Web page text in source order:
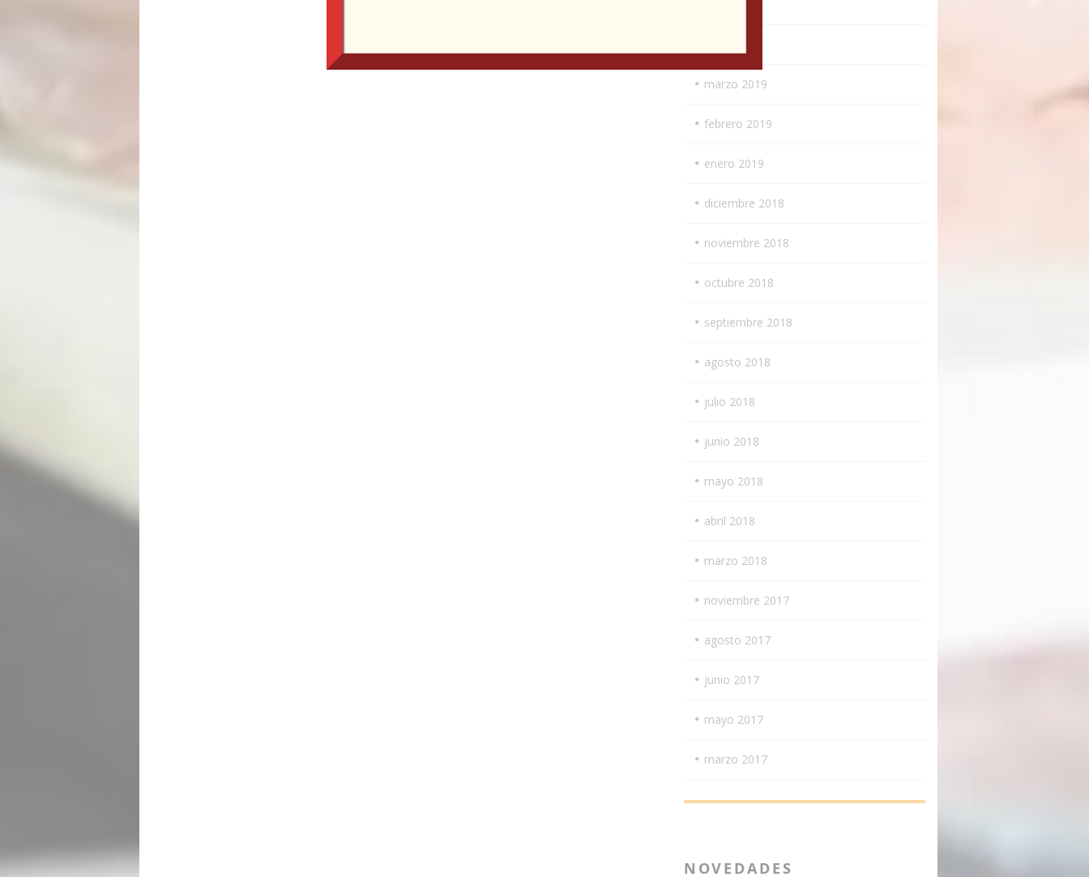
marzo 2019
febrero 2019
enero 2019
diciembre 2018
noviembre 2018
octubre 2018
septiembre 2018
agosto 2018
julio 2018
junio 2018
mayo 2018
abril 2018
marzo 2018
noviembre 2017
agosto 2017
junio 2017
mayo 2017
marzo 2017
NOVEDADES